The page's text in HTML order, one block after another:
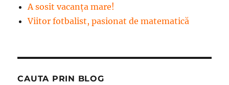
A sosit vacanța mare!
Viitor fotbalist, pasionat de matematică
CAUTA PRIN BLOG